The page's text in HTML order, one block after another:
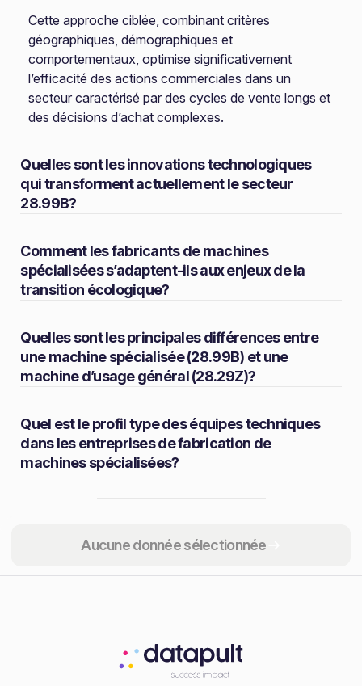
Aucune donnée sélectionnée
Cette approche ciblée, combinant critères
géographiques, démographiques et
comportementaux, optimise significativement
l’efficacité des actions commerciales dans un
secteur caractérisé par des cycles de vente longs et
des décisions d’achat complexes.
Quelles sont les innovations technologiques
qui transforment actuellement le secteur
28.99B?
Comment les fabricants de machines
spécialisées s’adaptent-ils aux enjeux de la
transition écologique?
Quelles sont les principales différences entre
une machine spécialisée (28.99B) et une
machine d’usage général (28.29Z)?
Quel est le profil type des équipes techniques
dans les entreprises de fabrication de
machines spécialisées?
Partager